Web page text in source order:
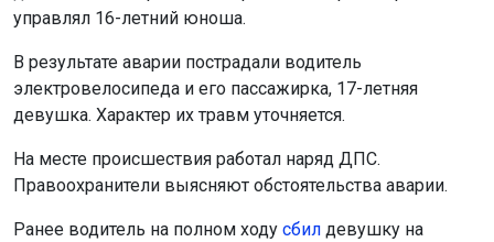
управлял 16-летний юноша.
В результате аварии пострадали водитель
электровелосипеда и его пассажирка, 17-летняя
девушка. Характер их травм уточняется.
На месте происшествия работал наряд ДПС.
Правоохранители выясняют обстоятельства аварии.
Ранее водитель на полном ходу сбил девушку на